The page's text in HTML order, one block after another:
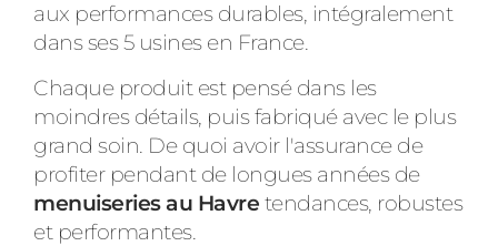
aux performances durables, intégralement
dans ses 5 usines en France.
Chaque produit est pensé dans les
moindres détails, puis fabriqué avec le plus
grand soin. De quoi avoir l'assurance de
profiter pendant de longues années de
menuiseries au Havre tendances, robustes
et performantes.